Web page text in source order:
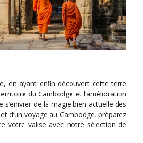
en ayant enfin découvert cette terre
du Cambodge et l’amélioration
de la magie bien actuelle des
d’un voyage au Cambodge, préparez
votre valise avec notre sélection de